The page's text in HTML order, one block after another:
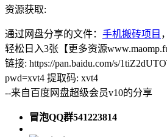
资源获取:
通过网盘分享的文件： 手机搬砖项目
轻松日入3张【更多资源
链接: https://pan.baidu.com/s/
pwd=xvt4 提取码: xvt4
--来自百度网盘超级会员v10的分享
冒泡QQ群541223814